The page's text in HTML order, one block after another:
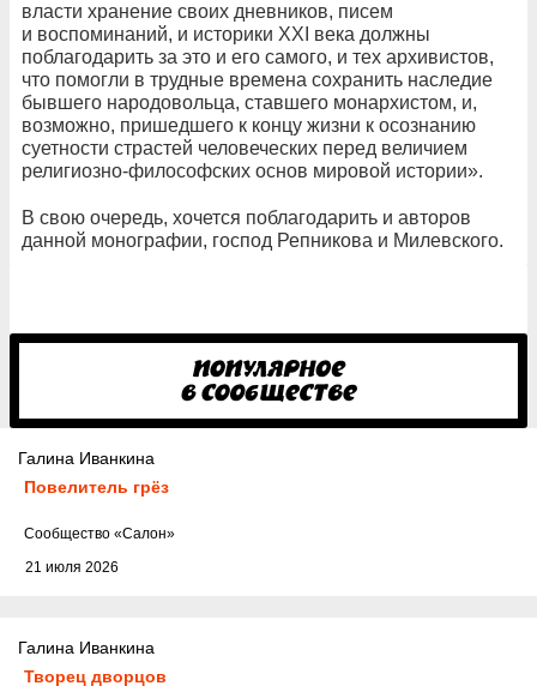
власти хранение своих дневников, писем
и воспоминаний, и историки XXI века должны
поблагодарить за это и его самого, и тех архивистов,
что помогли в трудные времена сохранить наследие
бывшего народовольца, ставшего монархистом, и,
возможно, пришедшего к концу жизни к осознанию
суетности страстей человеческих перед величием
религиозно-философских основ мировой истории».
В свою очередь, хочется поблагодарить и авторов
данной монографии, господ Репникова и Милевского.
Галина Иванкина
Повелитель грёз
21 июля 2026
Cообщество «Салон»
Галина Иванкина
Творец дворцов